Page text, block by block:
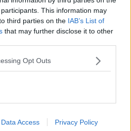
participants. This information may
third parties on the IAB’s List of
that may further disclose it to other
Opt Outs
Data Access Privacy Policy
si presenta sui Social
la Giornata della Memoria
al mondo sarà ad Arezzo
teatro nel nome dell’inclusione
per l'allattamento materno